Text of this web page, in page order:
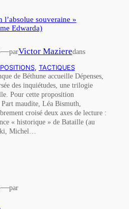
l’absolue souveraine »
Edwarda)
—parVictor Mazieredans
, TACTIQUES
de Béthune accueille Dépenses,
des inquiétudes, une trilogie
Pour cette proposition
maudite, Léa Bismuth,
croisé deux axes de lecture :
« historique » de Bataille (au
Michel…
—par